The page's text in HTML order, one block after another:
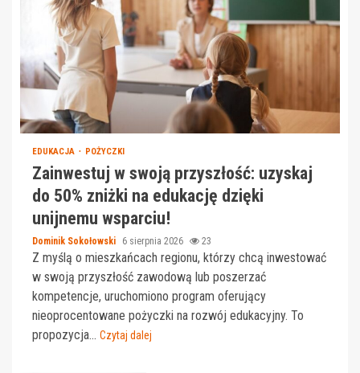
EDUKACJA POŻYCZKI
Zainwestuj w swoją przyszłość: uzyskaj
do 50% zniżki na edukację dzięki
unijnemu wsparciu!
Dominik Sokołowski 6 sierpnia 2026 23
Z myślą o mieszkańcach regionu, którzy chcą inwestować
w swoją przyszłość zawodową lub poszerzać
kompetencje, uruchomiono program oferujący
nieoprocentowane pożyczki na rozwój edukacyjny. To
propozycja... Czytaj dalej